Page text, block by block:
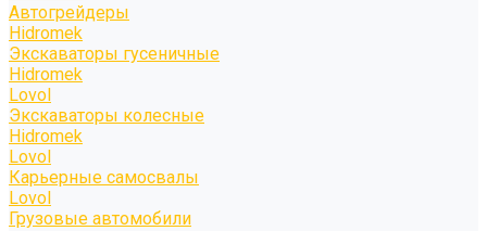
Автогрейдеры
Hidromek
Экскаваторы гусеничные
Hidromek
Lovol
Экскаваторы колесные
Hidromek
Lovol
Карьерные самосвалы
Lovol
Грузовые автомобили